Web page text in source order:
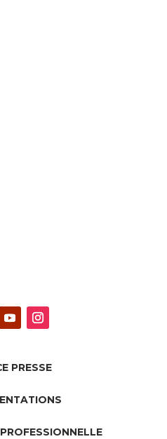
PRESSE